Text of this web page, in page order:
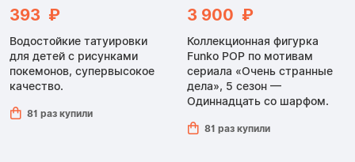
393 ₽
Водостойкие татуировки
для детей с рисунками
покемонов, супервысокое
качество.
81 раз купили
3 900 ₽
Коллекционная фигурка
Funko POP по мотивам
сериала «Очень странные
дела», 5 сезон —
Одиннадцать со шарфом.
81 раз купили